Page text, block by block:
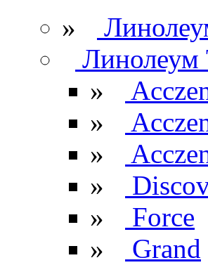
»
Линолеум
»
»
»
»
»
Force
»
Grand